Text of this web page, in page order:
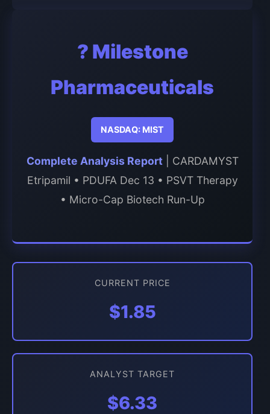
? Milestone
Pharmaceuticals
NASDAQ: MIST
Complete Analysis Report| CARDAMYST
Etripamil • PDUFA Dec 13 • PSVT Therapy
• Micro-Cap Biotech Run-Up
CURRENT PRICE
$1.85
ANALYST TARGET
$6.33